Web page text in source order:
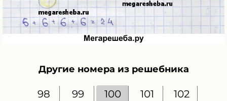
Другие номера из решебника
98 99 100 101 102